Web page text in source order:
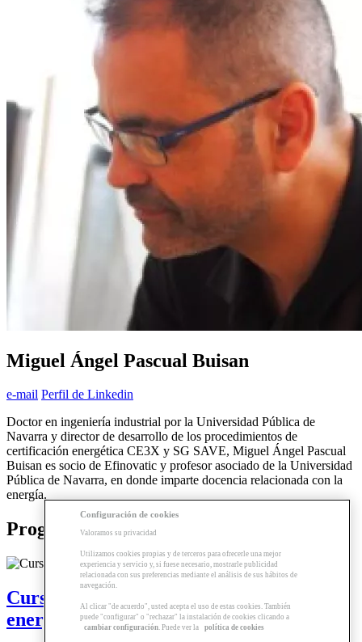
Miguel Ángel Pascual Buisan
e-mail Perfil de Linkedin
Doctor en ingeniería industrial por la Universidad Pública de
Navarra y director de desarrollo de los procedimientos de
certificación energética CE3X y SG SAVE, Miguel Ángel Pascual
Buisan es socio de Efinovatic y profesor asociado de la Universidad
Pública de Navarra, en donde imparte docencia relacionada con la
energía.
Programas relacionados
Curso | SG SAVE. Certificación
energética
Configuración de cookies
Valoramos su privacidad
Utilizamos cookies propias y de terceros para ofrecerle una mejor
experiencia y servicio y, si fuese necesario, mostrarle publicidad
relacionada con sus preferencias mediante el análisis de sus hábitos de
navegación.
Al clicar "de acuerdo", usted acepta el uso de estas cookies. También
puede "configurar" o "rechazar" la instalación de cookies clicando a
cambiar configuración. Puede ver la política de cookies